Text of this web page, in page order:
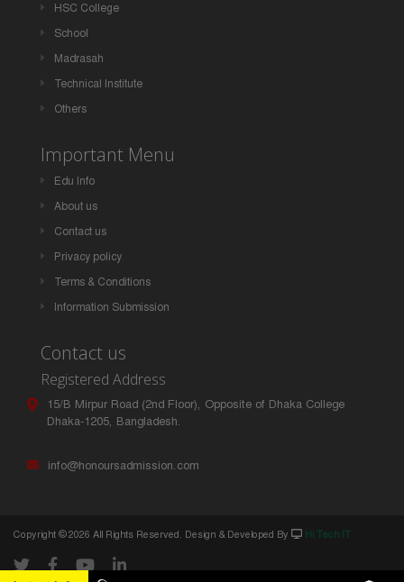
HSC College
School
Madrasah
Technical Institute
Others
Important Menu
Edu Info
About us
Contact us
Privacy policy
Terms & Conditions
Information Submission
Contact us
Registered Address
15/B Mirpur Road (2nd Floor), Opposite of Dhaka College
Dhaka-1205, Bangladesh.
info@honoursadmission.com
Copyright ©2026 All Rights Reserved. Design & Developed By Hi Tech IT